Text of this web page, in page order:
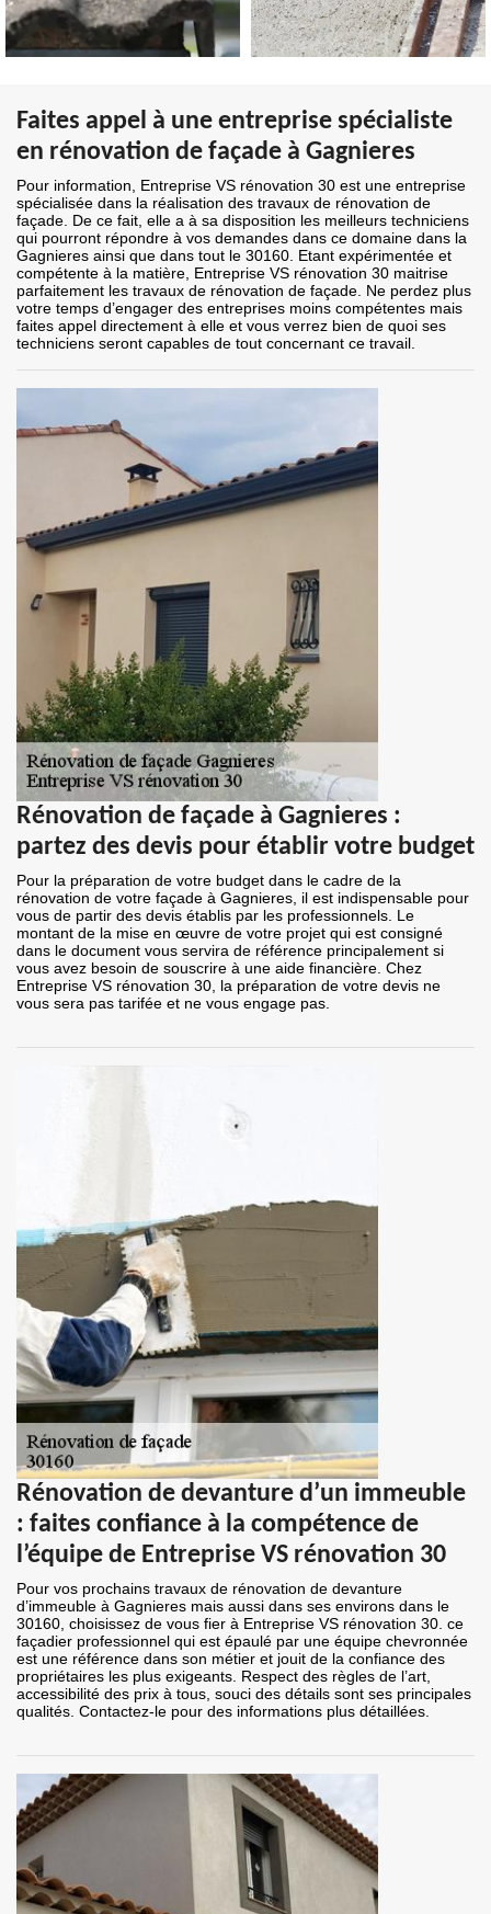
Faites appel à une entreprise spécialiste
en rénovation de façade à Gagnieres
Pour information, Entreprise VS rénovation 30 est une entreprise
spécialisée dans la réalisation des travaux de rénovation de
façade. De ce fait, elle a à sa disposition les meilleurs techniciens
qui pourront répondre à vos demandes dans ce domaine dans la
Gagnieres ainsi que dans tout le 30160. Etant expérimentée et
compétente à la matière, Entreprise VS rénovation 30 maitrise
parfaitement les travaux de rénovation de façade. Ne perdez plus
votre temps d’engager des entreprises moins compétentes mais
faites appel directement à elle et vous verrez bien de quoi ses
techniciens seront capables de tout concernant ce travail.
Rénovation de façade à Gagnieres :
partez des devis pour établir votre budget
Pour la préparation de votre budget dans le cadre de la
rénovation de votre façade à Gagnieres, il est indispensable pour
vous de partir des devis établis par les professionnels. Le
montant de la mise en œuvre de votre projet qui est consigné
dans le document vous servira de référence principalement si
vous avez besoin de souscrire à une aide financière. Chez
Entreprise VS rénovation 30, la préparation de votre devis ne
vous sera pas tarifée et ne vous engage pas.
Rénovation de devanture d’un immeuble
: faites confiance à la compétence de
l’équipe de Entreprise VS rénovation 30
Pour vos prochains travaux de rénovation de devanture
d’immeuble à Gagnieres mais aussi dans ses environs dans le
30160, choisissez de vous fier à Entreprise VS rénovation 30. ce
façadier professionnel qui est épaulé par une équipe chevronnée
est une référence dans son métier et jouit de la confiance des
propriétaires les plus exigeants. Respect des règles de l’art,
accessibilité des prix à tous, souci des détails sont ses principales
qualités. Contactez-le pour des informations plus détaillées.